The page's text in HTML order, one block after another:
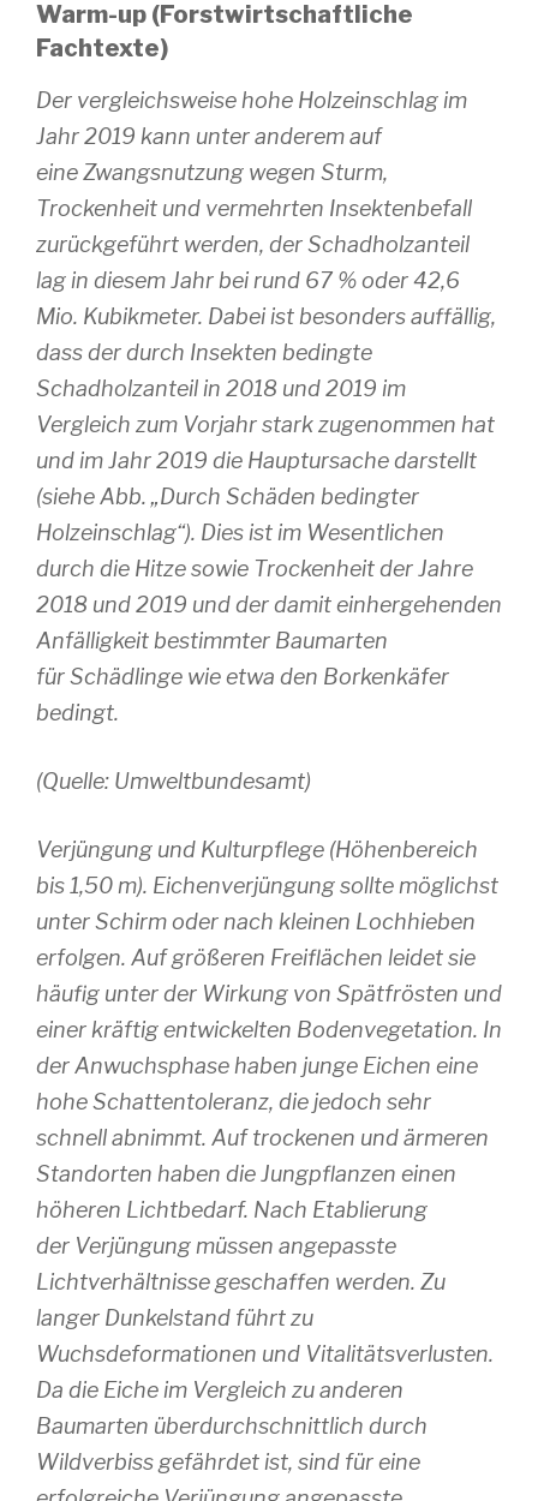
Warm-up (Forstwirtschaftliche
Fachtexte)
Der vergleichsweise hohe Holzeinschlag im
Jahr 2019 kann unter anderem auf
eine Zwangsnutzung wegen Sturm,
Trockenheit und vermehrten Insektenbefall
zurückgeführt werden, der Schadholzanteil
lag in diesem Jahr bei rund 67 % oder 42,6
Mio. Kubikmeter. Dabei ist besonders auffällig,
dass der durch Insekten bedingte
Schadholzanteil in 2018 und 2019 im
Vergleich zum Vorjahr stark zugenommen hat
und im Jahr 2019 die Hauptursache darstellt
(siehe Abb. „Durch Schäden bedingter
Holzeinschlag“). Dies ist im Wesentlichen
durch die Hitze sowie Trockenheit der Jahre
2018 und 2019 und der damit einhergehenden
Anfälligkeit bestimmter Baumarten
für Schädlinge wie etwa den Borkenkäfer
bedingt.
(Quelle: Umweltbundesamt)
Verjüngung und Kulturpflege (Höhenbereich
bis 1,50 m). Eichenverjüngung sollte möglichst
unter Schirm oder nach kleinen Lochhieben
erfolgen. Auf größeren Freiflächen leidet sie
häufig unter der Wirkung von Spätfrösten und
einer kräftig entwickelten Bodenvegetation. In
der Anwuchsphase haben junge Eichen eine
hohe Schattentoleranz, die jedoch sehr
schnell abnimmt. Auf trockenen und ärmeren
Standorten haben die Jungpflanzen einen
höheren Lichtbedarf. Nach Etablierung
der Verjüngung müssen angepasste
Lichtverhältnisse geschaffen werden. Zu
langer Dunkelstand führt zu
Wuchsdeformationen und Vitalitätsverlusten.
Da die Eiche im Vergleich zu anderen
Baumarten überdurchschnittlich durch
Wildverbiss gefährdet ist, sind für eine